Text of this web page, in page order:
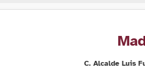
C. Alcalde Luis